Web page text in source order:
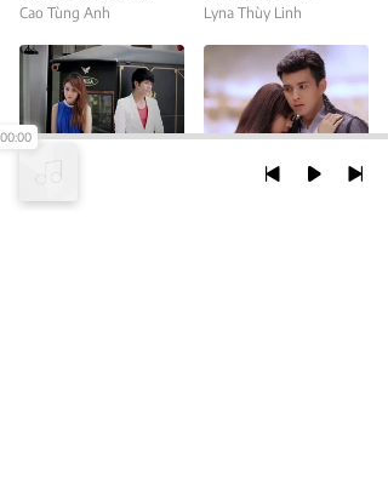
Cao Tùng Anh Lyna Thùy Linh
Lyna Thùy Linh Hồ Quang Hiếu
00:00